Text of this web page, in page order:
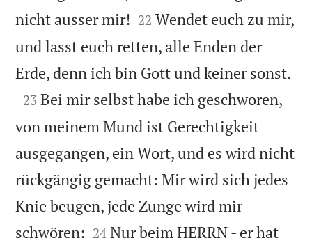
nicht ausser mir! 

22 Wendet euch zu mir,
und lasst euch retten, alle Enden der
Erde, denn ich bin Gott und keiner sonst.

23 Bei mir selbst habe ich geschworen,
von meinem Mund ist Gerechtigkeit
ausgegangen, ein Wort, und es wird nicht
rückgängig gemacht: Mir wird sich jedes
Knie beugen, jede Zunge wird mir
schwören: 

24 Nur beim HERRN - er hat